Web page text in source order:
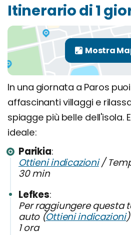
Itinerario di 1
In una giornata a Paros
affascinanti villaggi e
spiagge più belle dell'isola.
ideale:
Parikia
Ottieni indicazioni/
30 min
Lefkes
Per raggiungere questa
auto (Ottieni indicazioni
1 ora